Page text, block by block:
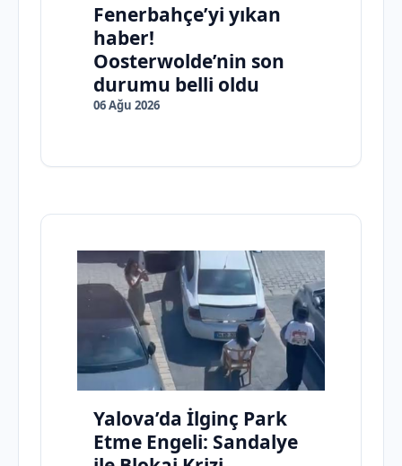
Fenerbahçe’yi yıkan
haber!
Oosterwolde’nin son
durumu belli oldu
06 Ağu 2026
Yalova’da İlginç Park
Etme Engeli: Sandalye